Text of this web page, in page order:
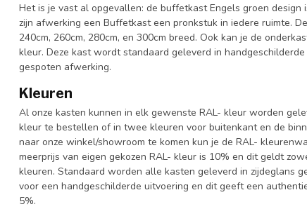
Het is je vast al opgevallen: de buffetkast Engels groen
zijn afwerking een Buffetkast een pronkstuk in iedere ruimte.
240cm, 260cm, 280cm, en 300cm breed. Ook kan je de
kleur. Deze kast wordt standaard geleverd in
gespoten afwerking.
Kleuren
Al onze kasten kunnen in elk gewenste RAL- kleur worden
kleur te bestellen of in twee kleuren voor buitenkant en de
naar onze winkel/showroom te komen kun je de RAL-
meerprijs van eigen gekozen RAL- kleur is 10% en dit geldt
kleuren. Standaard worden alle kasten geleverd in zijdeglans
voor een handgeschilderde uitvoering en dit geeft een
5%.